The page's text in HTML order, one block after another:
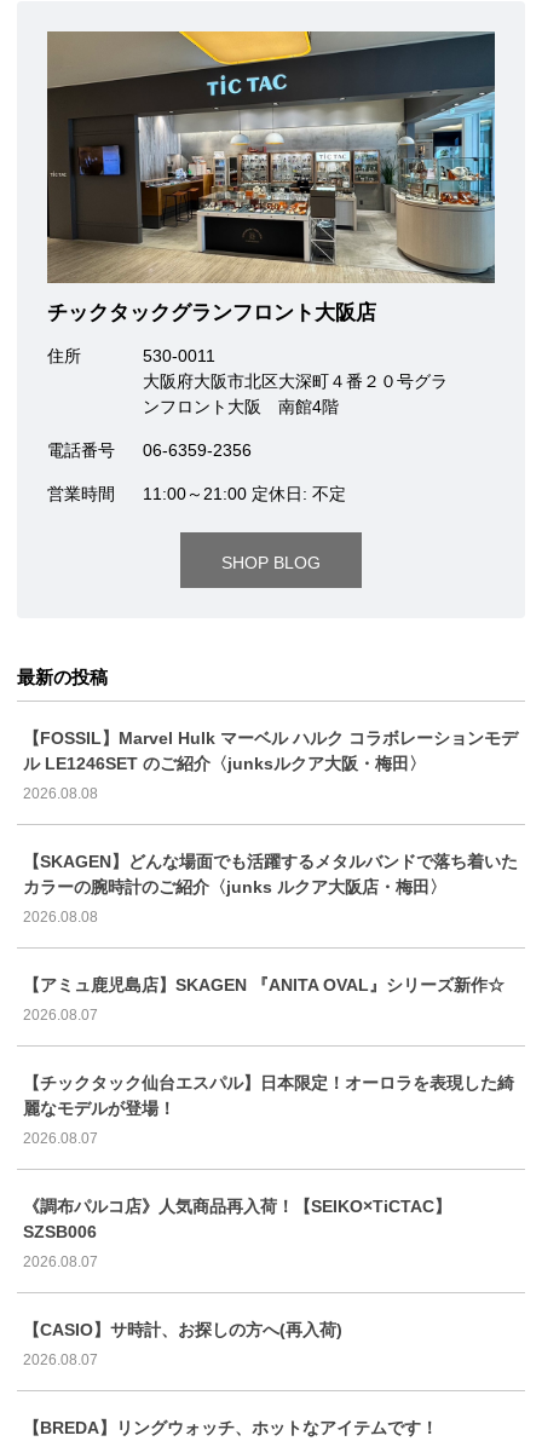
チックタックグランフロント大阪店
住所
530-0011
大阪府大阪市北区大深町４番２０号グラ
ンフロント大阪 南館4階
電話番号 06-6359-2356
営業時間 11:00～21:00 定休日: 不定
SHOP BLOG
最新の投稿
【FOSSIL】Marvel Hulk マーベル ハルク コラボレーションモデ
ル LE1246SET のご紹介〈junksルクア大阪・梅田〉
2026.08.08
【SKAGEN】どんな場面でも活躍するメタルバンドで落ち着いた
カラーの腕時計のご紹介〈junks ルクア大阪店・梅田〉
2026.08.08
【アミュ鹿児島店】SKAGEN 『ANITA OVAL』シリーズ新作☆
2026.08.07
【チックタック仙台エスパル】日本限定！オーロラを表現した綺
麗なモデルが登場！
2026.08.07
《調布パルコ店》人気商品再入荷！【SEIKO×TiCTAC】
SZSB006
2026.08.07
【CASIO】サ時計、お探しの方へ(再入荷)
2026.08.07
【BREDA】リングウォッチ、ホットなアイテムです！